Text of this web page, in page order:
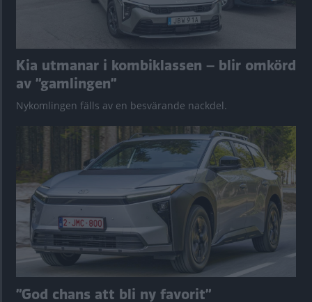
Kia utmanar i kombiklassen – blir omkörd
av ”gamlingen”
Nykomlingen fälls av en besvärande nackdel.
”God chans att bli ny favorit”